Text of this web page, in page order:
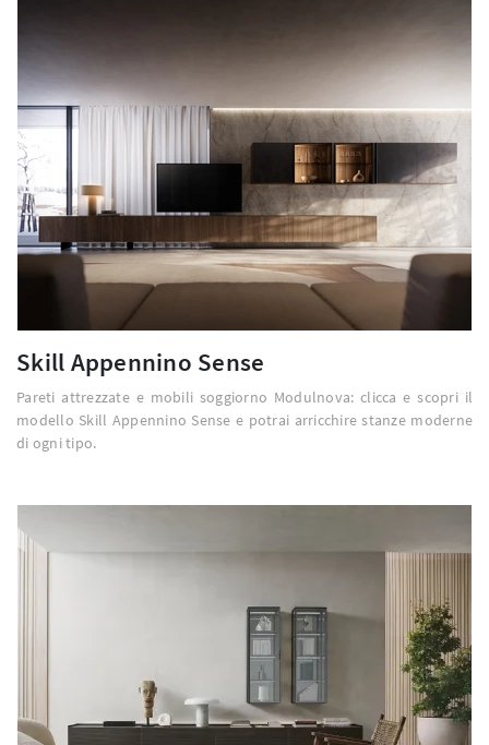
Skill Appennino Sense
Pareti attrezzate e mobili soggiorno Modulnova: clicca e scopri il
modello Skill Appennino Sense e potrai arricchire stanze moderne
di ogni tipo.